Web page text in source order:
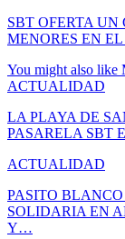
SBT OFERTA UN
MENORES EN
You might also like
ACTUALIDAD
LA PLAYA DE
PASARELA SBT
ACTUALIDAD
PASITO
SOLIDARIA EN
Y…